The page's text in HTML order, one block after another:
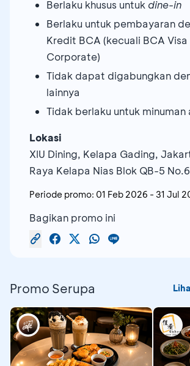
Berlaku khusus untuk dine-in
Berlaku untuk pembayaran
Kredit BCA (kecuali BCA Visa
Corporate)
Tidak dapat digabungkan
lainnya
Tidak berlaku untuk minuman
Lokasi
XIU Dining, Kelapa Gading,
Raya Kelapa Nias Blok QB-5 No.6
Periode promo: 01 Feb 2026 - 31 Jul
Bagikan promo ini
Promo Serupa